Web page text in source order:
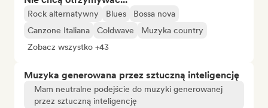
Rock alternatywny Blues
Bossa nova
Canzone Italiana
Coldwave
Muzyka country
Zobacz wszystko +43
Muzyka generowana przez sztuczną inteligencję
Mam neutralne podejście do muzyki generowanej
przez sztuczną inteligencję